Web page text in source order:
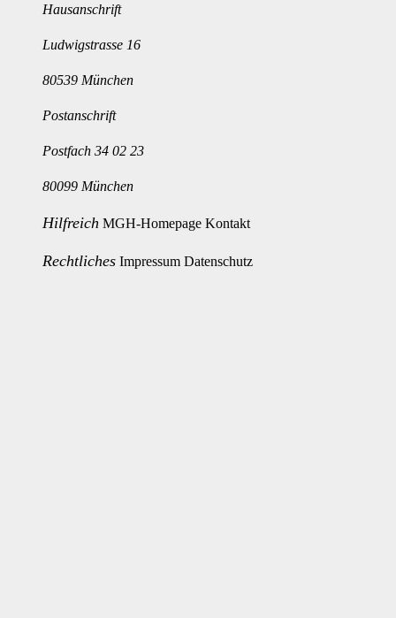
Hausanschrift
Ludwigstrasse 16
80539 München
Postanschrift
Postfach 34 02 23
80099 München
Hilfreich MGH-Homepage Kontakt
Rechtliches Impressum Datenschutz